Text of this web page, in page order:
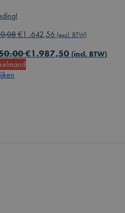
Oorspronkelijke
was:
€2
€1 .642,56Huidige
is:
(excl. BTW)
€1.987,50 (incl. BTW)